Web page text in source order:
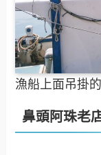
漁船上面吊掛
鼻頭阿珠老